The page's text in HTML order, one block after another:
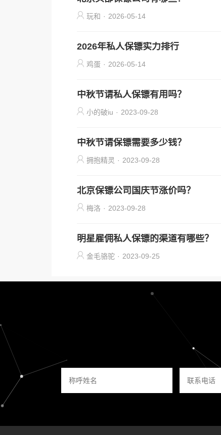
玩和 · 2026-05-14
2026年私人保镖实力排行
鸡蛋 · 2026-05-14
中秋节请私人保镖有用吗？
小的破iu · 2023-09-28
中秋节请保镖需要多少钱？
拥抱精灵 · 2023-09-28
北京保镖公司国庆节涨价吗？
梅洛 · 2023-09-28
明星雇佣私人保镖的渠道有哪些？
金毛骆驼 · 2023-09-25